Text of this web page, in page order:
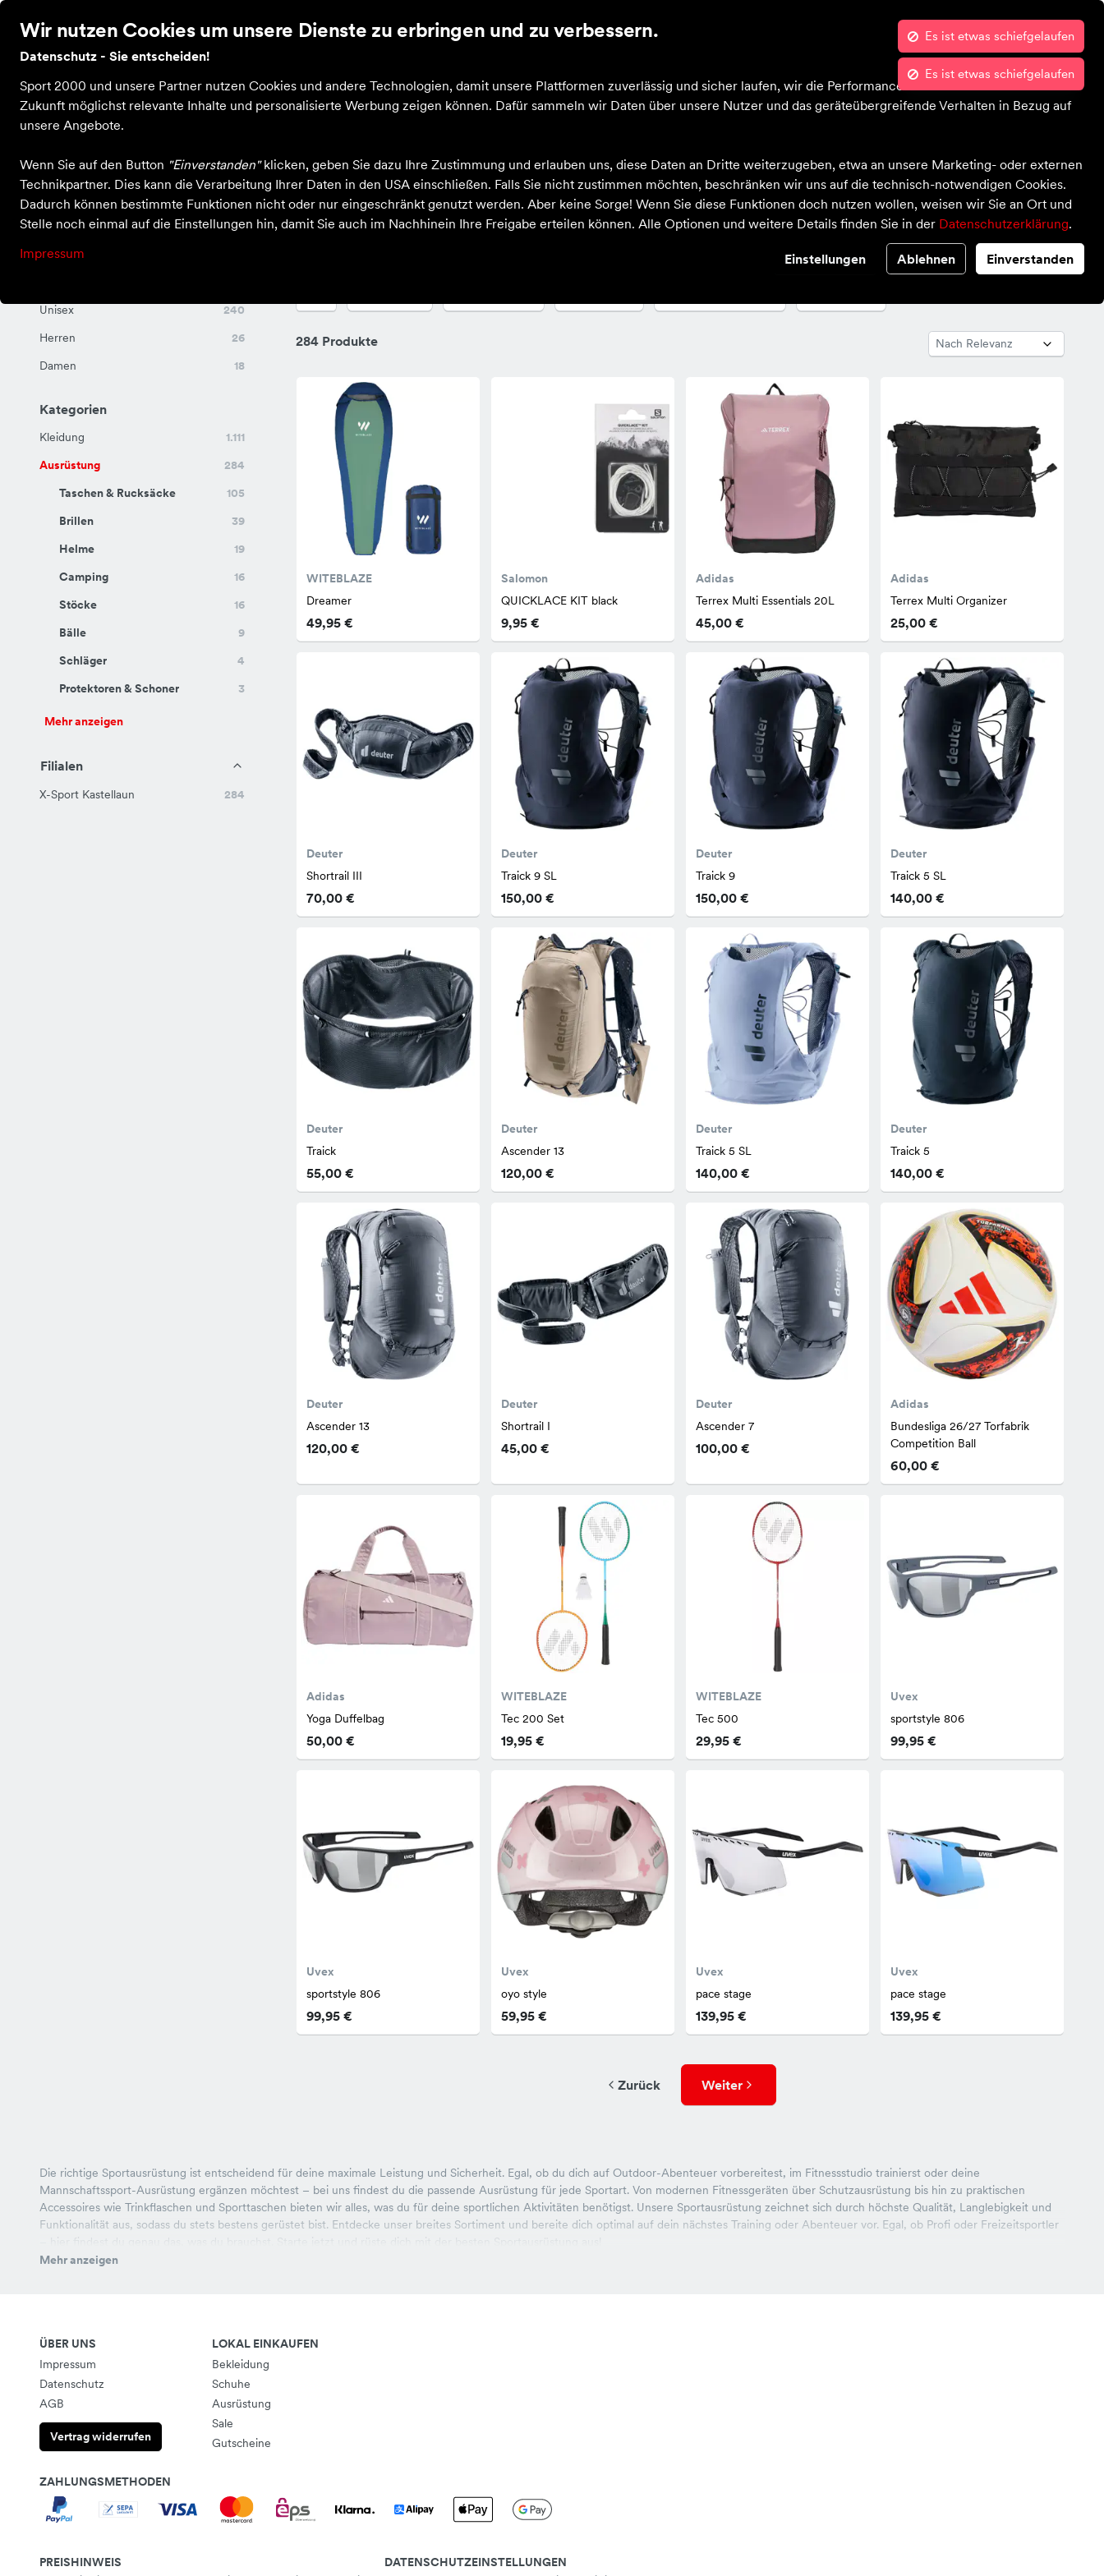
Wir nutzen Cookies um unsere Dienste zu erbringen und zu verbessern.
Datenschutz - Sie entscheiden!
Sport 2000 und unsere Partner nutzen Cookies und andere Technologien, damit unsere Plattformen zuverlässig und sicher laufen, wir die Performance nachvollziehen und Ihnen in
Zukunft möglichst relevante Inhalte und personalisierte Werbung zeigen können. Dafür sammeln wir Daten über unsere Nutzer und das geräteübergreifende Verhalten in Bezug auf
unsere Angebote.
Wenn Sie auf den Button "Einverstanden"klicken, geben Sie dazu Ihre Zustimmung und erlauben uns, diese Daten an Dritte weiterzugeben, etwa an unsere Marketing- oder externen
Technikpartner. Dies kann die Verarbeitung Ihrer Daten in den USA einschließen. Falls Sie nicht zustimmen möchten, beschränken wir uns auf die technisch-notwendigen Cookies.
Dadurch können bestimmte Funktionen nicht oder nur eingeschränkt genutzt werden. Aber keine Sorge! Wenn Sie diese Funktionen doch nutzen wollen, weisen wir Sie an Ort und
Stelle noch einmal auf die Einstellungen hin, damit Sie auch im Nachhinein Ihre Freigabe erteilen können. Alle Optionen und weitere Details finden Sie in der Datenschutzerklärung.
Impressum
Einstellungen Ablehnen Einverstanden
Mein Konto Warenkorb
Bekleidung Schuhe Ausrüstung Gutscheine Blog Über uns
Einkaufen bei X-Sport Kastellaun Ausrüstung
Ausrüstung
Unisex
240
Herren
26
Damen
18
Kategorien
Kleidung
1.111
Ausrüstung
284
Taschen & Rucksäcke
105
Brillen
39
Helme
19
Camping
16
Stöcke
16
Bälle
9
Schläger
4
Protektoren & Schoner
3
Mehr anzeigen
Filialen
X-Sport Kastellaun 284
284 Produkte
WITEBLAZE
Dreamer
49,95 €
Salomon
QUICKLACE KIT black
9,95 €
Adidas
Terrex Multi Essentials 20L
45,00 €
Adidas
Terrex Multi Organizer
25,00 €
Deuter
Shortrail III
70,00 €
Deuter
Traick 9 SL
150,00 €
Deuter
Traick 9
150,00 €
Deuter
Traick 5 SL
140,00 €
Deuter
Traick
55,00 €
Deuter
Ascender 13
120,00 €
Deuter
Traick 5 SL
140,00 €
Deuter
Traick 5
140,00 €
Deuter
Ascender 13
120,00 €
Deuter
Shortrail I
45,00 €
Deuter
Ascender 7
100,00 €
Adidas
Bundesliga 26/27 Torfabrik
Competition Ball
60,00 €
Adidas
Yoga Duffelbag
50,00 €
WITEBLAZE
Tec 200 Set
19,95 €
WITEBLAZE
Tec 500
29,95 €
Uvex
sportstyle 806
99,95 €
Uvex
sportstyle 806
99,95 €
Uvex
oyo style
59,95 €
Uvex
pace stage
139,95 €
Uvex
pace stage
139,95 €
Zurück Weiter
Die richtige Sportausrüstung ist entscheidend für deine maximale Leistung und Sicherheit. Egal, ob du dich auf Outdoor-Abenteuer vorbereitest, im Fitnessstudio trainierst oder deine
Mannschaftssport-Ausrüstung ergänzen möchtest – bei uns findest du die passende Ausrüstung für jede Sportart. Von modernen Fitnessgeräten über Schutzausrüstung bis hin zu praktischen
Accessoires wie Trinkflaschen und Sporttaschen bieten wir alles, was du für deine sportlichen Aktivitäten benötigst. Unsere Sportausrüstung zeichnet sich durch höchste Qualität, Langlebigkeit und
Funktionalität aus, sodass du stets bestens gerüstet bist. Entdecke unser breites Sortiment und bereite dich optimal auf dein nächstes Training oder Abenteuer vor. Egal, ob Profi oder Freizeitsportler
Mehr anzeigen
ÜBER UNS
Impressum
Datenschutz
AGB
Vertrag widerrufen
LOKAL EINKAUFEN
Bekleidung
Schuhe
Ausrüstung
Sale
Gutscheine
ZAHLUNGSMETHODEN
PREISHINWEIS
DATENSCHUTZEINSTELLUNGEN